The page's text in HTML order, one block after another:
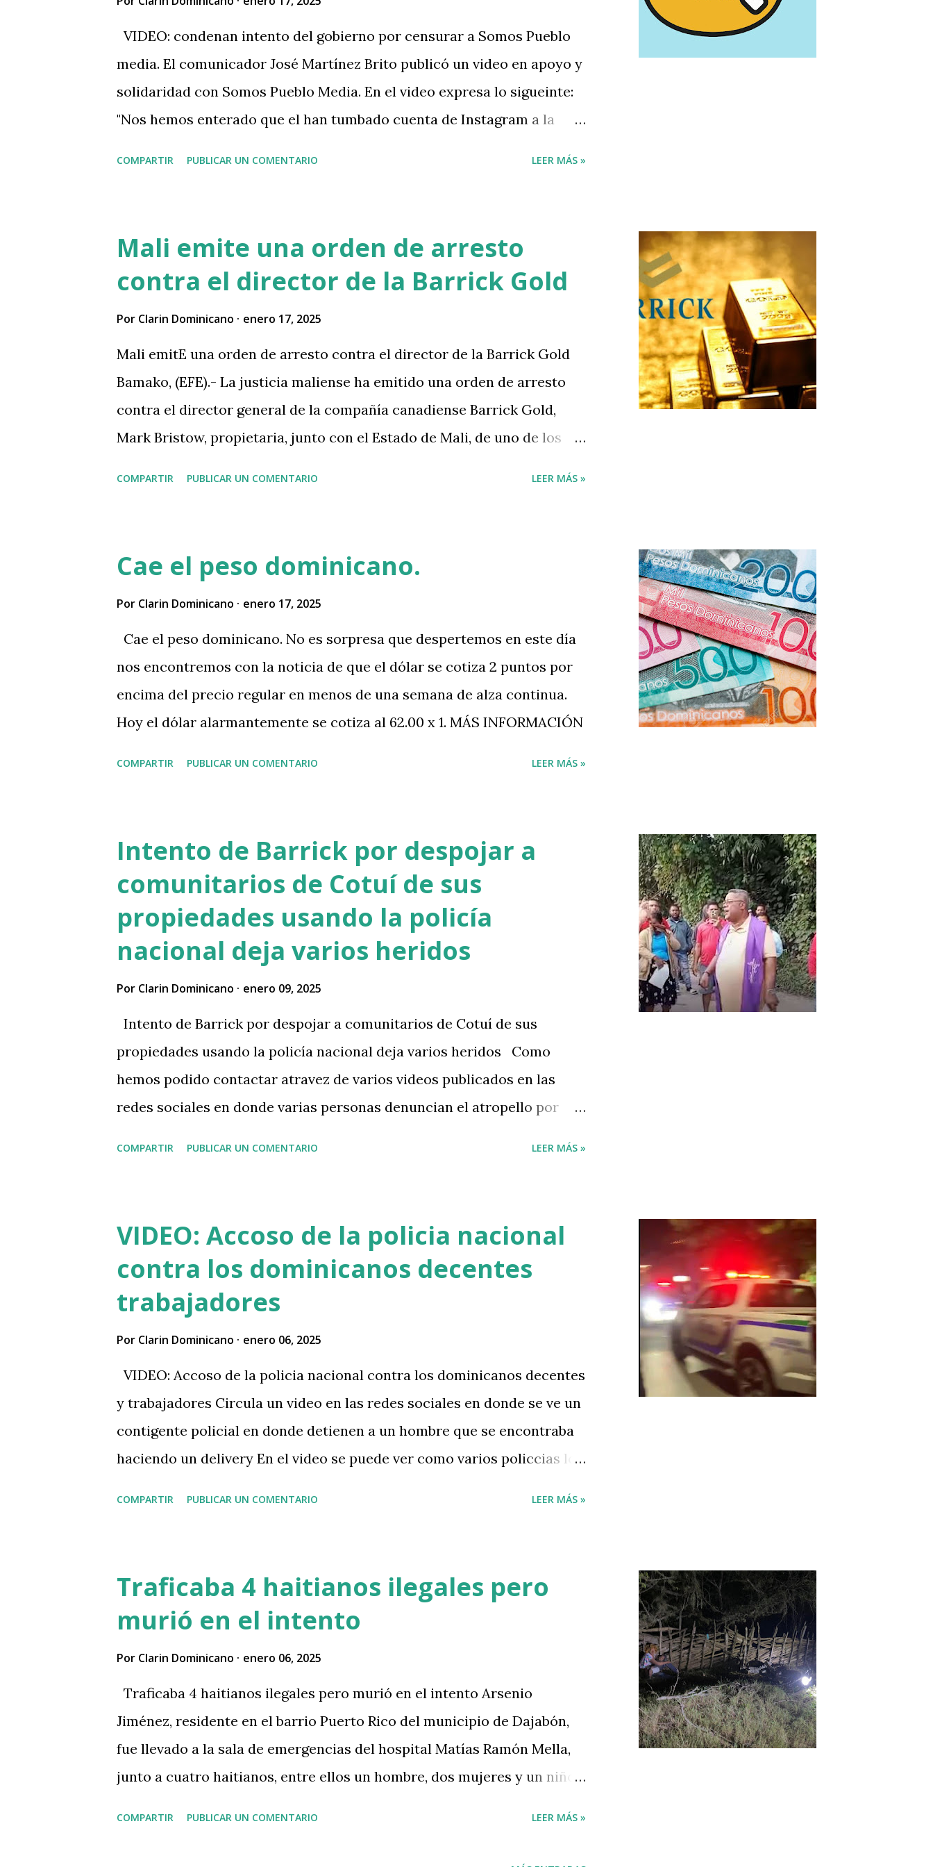
(@Panoramafm_do) August 29, 2025
VIDEO: condenan intento del gobierno por censurar a Somos Pueblo
media. El comunicador José Martínez Brito publicó un video en apoyo y
solidaridad con Somos Pueblo Media. En el video expresa lo sigueinte:
"Nos hemos enterado que el han tumbado cuenta de Instagram a la
"Condenamos drásticamente ese intento de acallar la libertad de
expresión y por ende brindamos todo nuestro apoyo a la plataforma
Somos Pueblo, ellos tienen una plataforma alterna que es Somos
COMPARTIR PUBLICAR UN COMENTARIO LEER MÁS »
Mali emite una orden de arresto
contra el director de la Barrick Gold
Por Clarin Dominicano enero 17, 2025
Mali emitE una orden de arresto contra el director de la Barrick Gold
Bamako, (EFE).- La justicia maliense ha emitido una orden de arresto
contra el director general de la compañía canadiense Barrick Gold,
Mark Bristow, propietaria, junto con el Estado de Mali, de uno de los
COMPARTIR PUBLICAR UN COMENTARIO LEER MÁS »
Cae el peso dominicano.
Por Clarin Dominicano enero 17, 2025
Cae el peso dominicano. No es sorpresa que despertemos en este día
nos encontremos con la noticia de que el dólar se cotiza 2 puntos por
encima del precio regular en menos de una semana de alza continua.
Hoy el dólar alarmantemente se cotiza al 62.00 x 1. MÁS INFORMACIÓN
COMPARTIR PUBLICAR UN COMENTARIO LEER MÁS »
Intento de Barrick por despojar a
comunitarios de Cotuí de sus
propiedades usando la policía
nacional deja varios heridos
Por Clarin Dominicano enero 09, 2025
Intento de Barrick por despojar a comunitarios de Cotuí de sus
propiedades usando la policía nacional deja varios heridos Como
hemos podido contactar atravez de varios videos publicados en las
redes sociales en donde varias personas denuncian el atropello por
vinculadas a Barrick Gold. El padre responsabilizó al presidente Luis
Abinader de lo… pic.twitter.com/K149YsBNyn — Somos Pueblo Media
(@RDSomosPueblo) January 9, 2025 Segun denuncian los comunitarios
heridos con perdigones, reclaman al gobierno que tome carta en el
asunto. Acusan a la Barrick...
COMPARTIR PUBLICAR UN COMENTARIO LEER MÁS »
VIDEO: Accoso de la policia nacional
contra los dominicanos decentes
trabajadores
Por Clarin Dominicano enero 06, 2025
VIDEO: Accoso de la policia nacional contra los dominicanos decentes
y trabajadores Circula un video en las redes sociales en donde se ve un
contigente policial en donde detienen a un hombre que se encontraba
haciendo un delivery En el video se puede ver como varios policcias los
documentación de su motor, como quiera se lo quitaron. Malditos
abusadores @PoliciaRD por eso el pueblo los detesta @pesqueiradiego
@generalramongp pic.twitter.com/38PnBRpEzj — 🇩🇴🇩🇴
COMPARTIR PUBLICAR UN COMENTARIO LEER MÁS »
Traficaba 4 haitianos ilegales pero
murió en el intento
Por Clarin Dominicano enero 06, 2025
Traficaba 4 haitianos ilegales pero murió en el intento Arsenio
Jiménez, residente en el barrio Puerto Rico del municipio de Dajabón,
fue llevado a la sala de emergencias del hospital Matías Ramón Mella,
junto a cuatro haitianos, entre ellos un hombre, dos mujeres y un niño,
COMPARTIR PUBLICAR UN COMENTARIO LEER MÁS »